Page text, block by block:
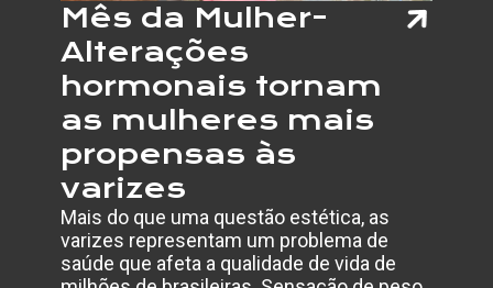
Mês da Mulher-
Alterações
hormonais tornam
as mulheres mais
propensas às
varizes
Mais do que uma questão estética, as
varizes representam um problema de
saúde que afeta a qualidade de vida de